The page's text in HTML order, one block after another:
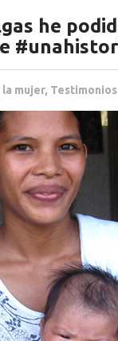
he
mujer, Testimonios